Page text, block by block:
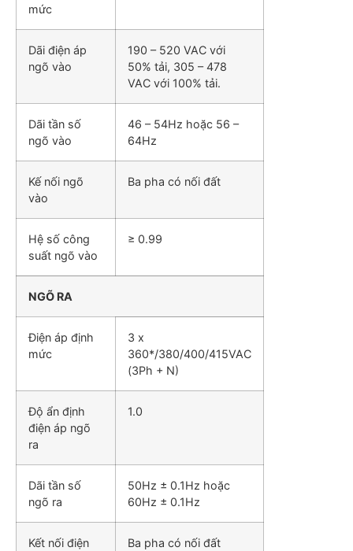
mức
Dãi điện áp
ngõ vào
190 – 520 VAC với
50% tải, 305 – 478
VAC với 100% tải.
Dãi tần số
ngõ vào
46 – 54Hz hoặc 56 –
64Hz
Kế nối ngõ
vào
Ba pha có nối đất
Hệ số công
suất ngõ vào
≥ 0.99
NGÕ RA
Điện áp định
mức
3 x
360*/380/400/415VAC
(3Ph + N)
Độ ẩn định
điện áp ngõ
ra
1.0
Dãi tần số
ngõ ra
50Hz ± 0.1Hz hoặc
60Hz ± 0.1Hz
Kết nối điện
Ba pha có nối đất